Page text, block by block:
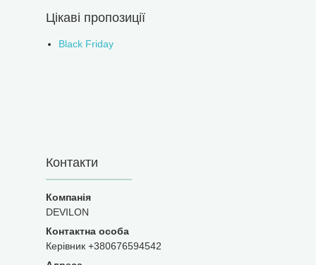
Цікаві пропозиції
Black Friday
Контакти
DEVILON
Керівник +380676594542